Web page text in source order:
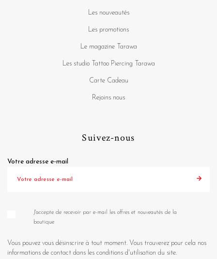
Les nouveautés
Les promotions
Le magazine Tarawa
Les studio Tattoo Piercing Tarawa
Carte Cadeau
Rejoins nous
Suivez-nous
Votre adresse e-mail
J'accepte de recevoir par e-mail les offres et nouveautés de la
boutique
Vous pouvez vous désinscrire à tout moment. Vous trouverez pour cela nos
informations de contact dans les conditions d'utilisation du site.